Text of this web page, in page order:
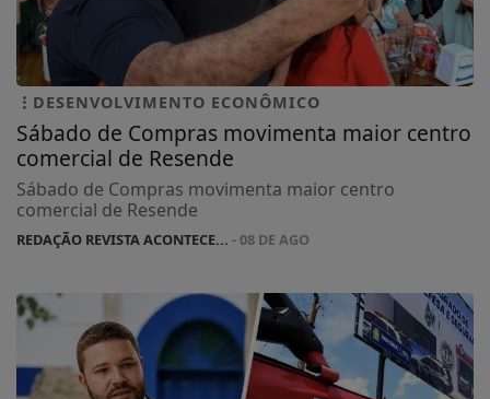
DESENVOLVIMENTO ECONÔMICO
Sábado de Compras movimenta maior centro
comercial de Resende
Sábado de Compras movimenta maior centro
comercial de Resende
REDAÇÃO REVISTA ACONTECE... - 08 DE AGO